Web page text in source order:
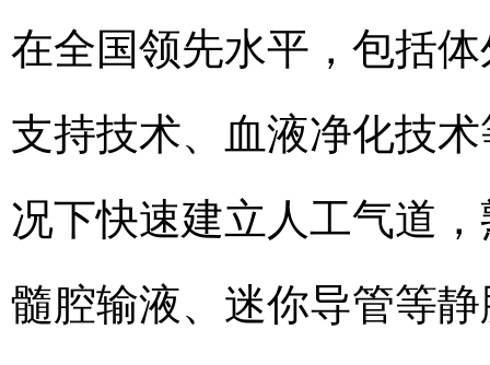
在全国领先水平，包括
支持技术、血液净化技
况下快速建立人工气道
髓腔输液、迷你导管等